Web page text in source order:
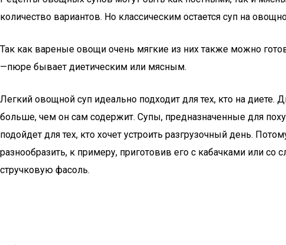
количество вариантов. Но классическим остается суп на
Так как вареные овощи очень мягкие из них также можно
—пюре бывает диетическим или мясным.
Легкий овощной суп идеально подходит для тех, кто на диете.
больше, чем он сам содержит. Супы, предназначенные для
подойдет для тех, кто хочет устроить разгрузочный день.
разнообразить, к примеру, приготовив его с кабачками или
стручковую фасоль.